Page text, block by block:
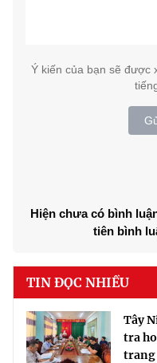
Ý kiến của bạn sẽ được
Hiện chưa có bình
tiên bình
TIN ĐỌC NHIỀU
Tây
tra
trang